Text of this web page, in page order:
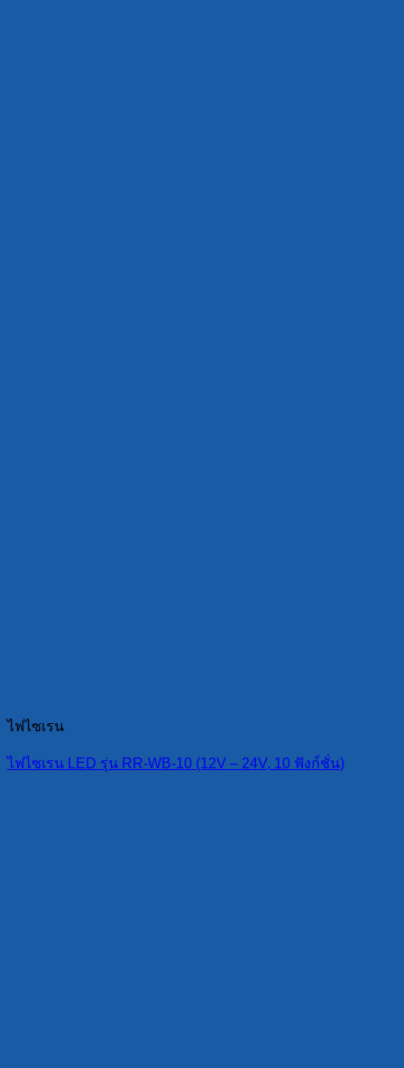
ไฟไซเรน
ไฟไซเรน LED รุ่น RR-WB-10 (12V – 24V, 10 ฟังก์ชั่น)